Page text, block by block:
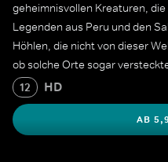
geheimnisvollen Kreaturen,
Legenden aus Peru und den
Höhlen, die nicht von dieser
ob solche Orte sogar
Besucher sein könnten.
12 HD
AB